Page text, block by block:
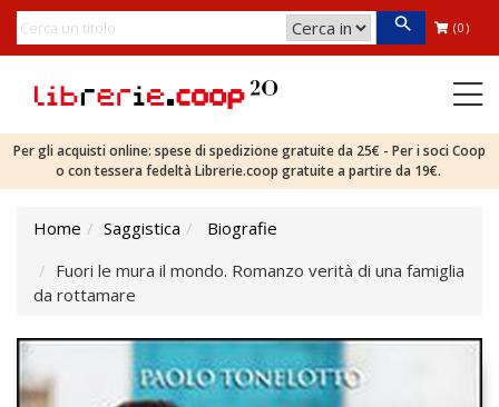
(0)
Per gli acquisti online: spese di spedizione gratuite da 25€ - Per i soci Coop
o con tessera fedeltà Librerie.coop gratuite a partire da 19€.
Home Saggistica
Biografie
Fuori le mura il mondo. Romanzo verità di una famiglia
da rottamare